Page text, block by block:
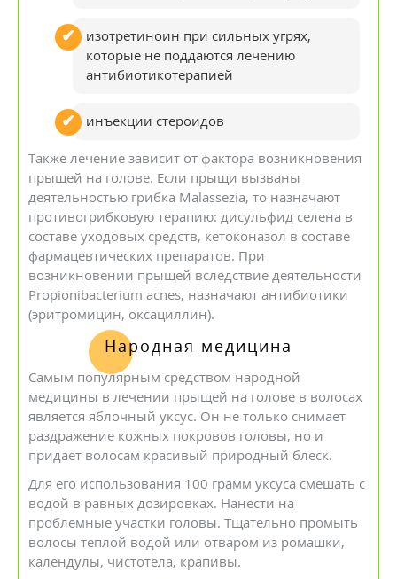
изотретиноин при сильных угрях,
которые не поддаются лечению
антибиотикотерапией
инъекции стероидов
Также лечение зависит от фактора возникновения
прыщей на голове. Если прыщи вызваны
деятельностью грибка Malassezia, то назначают
противогрибковую терапию: дисульфид селена в
составе уходовых средств, кетоконазол в составе
фармацевтических препаратов. При
возникновении прыщей вследствие деятельности
Propionibacterium acnes, назначают антибиотики
(эритромицин, оксациллин).
Народная медицина
Самым популярным средством народной
медицины в лечении прыщей на голове в волосах
является яблочный уксус. Он не только снимает
раздражение кожных покровов головы, но и
придает волосам красивый природный блеск.
Для его использования 100 грамм уксуса смешать с
водой в равных дозировках. Нанести на
проблемные участки головы. Тщательно промыть
волосы теплой водой или отваром из ромашки,
календулы, чистотела, крапивы.